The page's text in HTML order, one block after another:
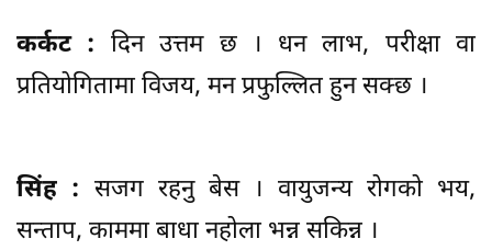
कर्कट : दिन उत्तम छ । धन लाभ, परीक्षा वा
प्रतियोगितामा विजय, मन प्रफुल्लित हुन सक्छ ।
सिंह : सजग रहनु बेस । वायुजन्य रोगको भय,
सन्ताप, काममा बाधा नहोला भन्न सकिन्न ।